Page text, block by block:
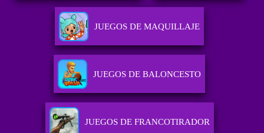
JUEGOS DE MAQUILLAJE
JUEGOS DE BALONCESTO
JUEGOS DE FRANCOTIRADOR